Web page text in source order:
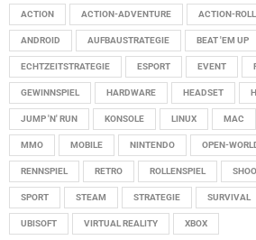
ACTION ACTION-ADVENTURE ACTION-
ANDROID AUFBAUSTRATEGIE BEAT 'EM UP
ECHTZEITSTRATEGIE ESPORT EVENT
GEWINNSPIEL HARDWARE HEADSET
JUMP 'N' RUN KONSOLE LINUX MAC
MMO MOBILE NINTENDO OPEN-
RENNSPIEL RETRO ROLLENSPIEL
SPORT STEAM STRATEGIE SURVIVAL
UBISOFT VIRTUAL REALITY XBOX